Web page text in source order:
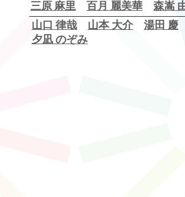
​三原 麻里
百月 麗美華
森嵩
​山口 律哉
山本 大介
湯田 慶
​夕凪 のぞみ